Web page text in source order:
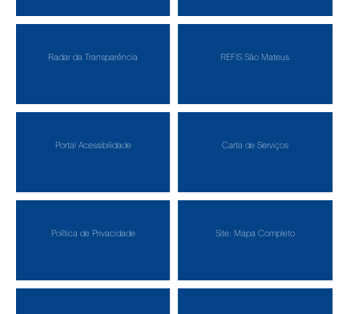
Radar da Transparência REFIS São Mateus
Portal Acessibilidade Carta de Serviços
Política de Privacidade Site: Mapa Completo